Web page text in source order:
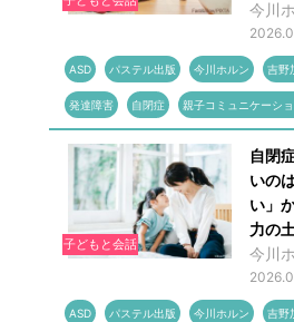
今川
ASD パステル出版 今川ホルン 吉野
発達障害 自閉症 親子コミュニケーシ
子どもと会話
自閉
いの
い」
力の
今川
ASD パステル出版 今川ホルン 吉野